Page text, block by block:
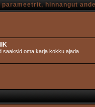
hinnangut
saaksid oma karja kokku ajada